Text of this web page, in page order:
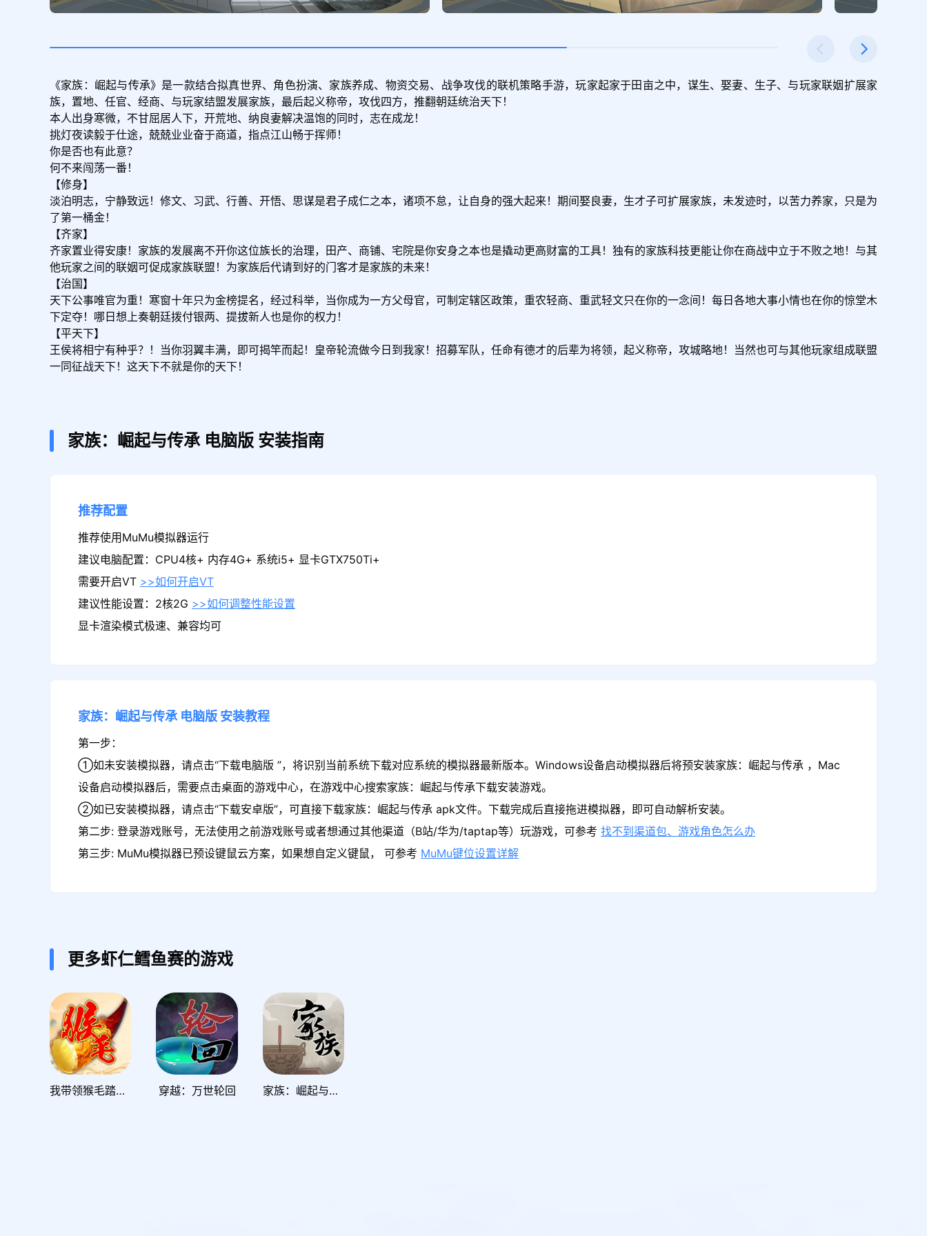
《家族：崛起与传承》是一款结合拟真世界、角色扮演、家族养成、物资交易、战争攻伐的联机策略手游，玩家起家于田亩之中，谋生、娶妻、生子、与玩家联姻扩展家
族，置地、任官、经商、与玩家结盟发展家族，最后起义称帝，攻伐四方，推翻朝廷统治天下！
本人出身寒微，不甘屈居人下，开荒地、纳良妻解决温饱的同时，志在成龙！
挑灯夜读毅于仕途，兢兢业业奋于商道，指点江山畅于挥师！
你是否也有此意？
何不来闯荡一番！
【修身】
淡泊明志，宁静致远！修文、习武、行善、开悟、思谋是君子成仁之本，诸项不怠，让自身的强大起来！期间娶良妻，生才子可扩展家族，未发迹时，以苦力养家，只是为
了第一桶金！
【齐家】
齐家置业得安康！家族的发展离不开你这位族长的治理，田产、商铺、宅院是你安身之本也是撬动更高财富的工具！独有的家族科技更能让你在商战中立于不败之地！与其
他玩家之间的联姻可促成家族联盟！为家族后代请到好的门客才是家族的未来！
【治国】
天下公事唯官为重！寒窗十年只为金榜提名，经过科举，当你成为一方父母官，可制定辖区政策，重农轻商、重武轻文只在你的一念间！每日各地大事小情也在你的惊堂木
下定夺！哪日想上奏朝廷拨付银两、提拔新人也是你的权力！
【平天下】
王侯将相宁有种乎？！当你羽翼丰满，即可揭竿而起！皇帝轮流做今日到我家！招募军队，任命有德才的后辈为将领，起义称帝，攻城略地！当然也可与其他玩家组成联盟
一同征战天下！这天下不就是你的天下！
家族：崛起与传承 电脑版 安装指南
推荐配置
推荐使用MuMu模拟器运行
建议电脑配置：CPU4核+ 内存4G+ 系统i5+ 显卡GTX750Ti+
需要开启VT >>如何开启VT
建议性能设置：2核2G >>如何调整性能设置
显卡渲染模式极速、兼容均可
家族：崛起与传承 电脑版 安装教程
第一步：
①如未安装模拟器，请点击“下载电脑版 ”，将识别当前系统下载对应系统的模拟器最新版本。Windows设备启动模拟器后将预安装家族：崛起与传承 ，Mac
设备启动模拟器后，需要点击桌面的游戏中心，在游戏中心搜索家族：崛起与传承下载安装游戏。
②如已安装模拟器，请点击“下载安卓版”，可直接下载家族：崛起与传承 apk文件。下载完成后直接拖进模拟器，即可自动解析安装。
第二步: 登录游戏账号，无法使用之前游戏账号或者想通过其他渠道（B站/华为/taptap等）玩游戏，可参考 找不到渠道包、游戏角色怎么办
第三步: MuMu模拟器已预设键鼠云方案，如果想自定义键鼠， 可参考 MuMu键位设置详解
更多虾仁鳕鱼赛的游戏
我带领猴毛踏平六界 穿越：万世轮回 家族：崛起与传承